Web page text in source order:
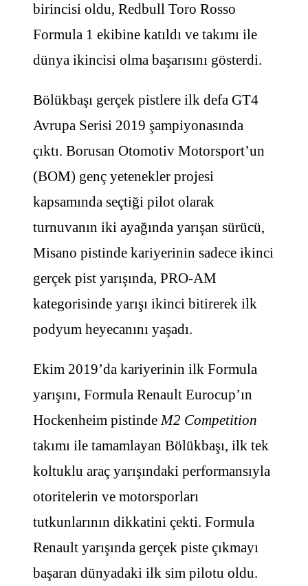
birincisi oldu, Redbull Toro Rosso
Formula 1 ekibine katıldı ve takımı ile
dünya ikincisi olma başarısını gösterdi.
Bölükbaşı gerçek pistlere ilk defa GT4
Avrupa Serisi 2019 şampiyonasında
çıktı. Borusan Otomotiv Motorsport’un
(BOM) genç yetenekler projesi
kapsamında seçtiği pilot olarak
turnuvanın iki ayağında yarışan sürücü,
Misano pistinde kariyerinin sadece ikinci
gerçek pist yarışında, PRO-AM
kategorisinde yarışı ikinci bitirerek ilk
podyum heyecanını yaşadı.
Ekim 2019’da kariyerinin ilk Formula
yarışını, Formula Renault Eurocup’ın
Hockenheim pistindeM2 Competition
takımı ile tamamlayan Bölükbaşı, ilk tek
koltuklu araç yarışındaki performansıyla
otoritelerin ve motorsporları
tutkunlarının dikkatini çekti. Formula
Renault yarışında gerçek piste çıkmayı
başaran dünyadaki ilk sim pilotu oldu.